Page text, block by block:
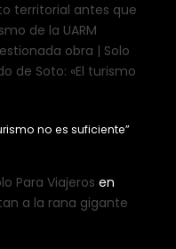
territorial antes que
de la UARM
obra | Solo
de Soto: «El turismo
no es suficiente”
Para Viajeros en
a la rana gigante